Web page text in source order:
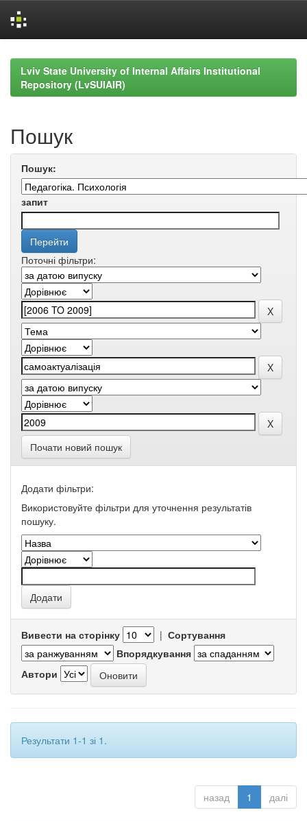
navigationLviv State University of Internal Affairs Institutional
Repository (LvSUIAIR)
Пошук
Пошук:
запит
Поточні фільтри:
Почати новий пошук
Додати фільтри:
Використовуйте фільтри для уточнення результатів
пошуку.
Вивести на сторінку | Сортування
Впорядкування
Автори
Результати 1-1 зі 1.
назад 1 далі